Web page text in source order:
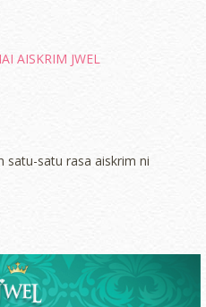
AISKRIM JWEL
satu-satu rasa aiskrim ni